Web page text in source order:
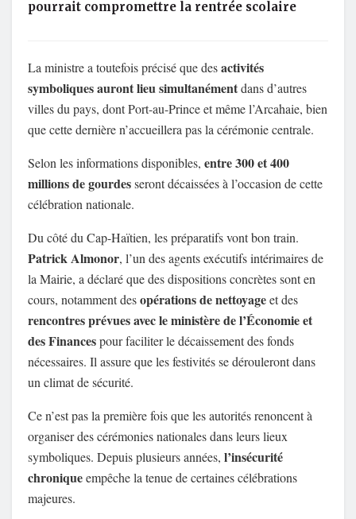
pourrait compromettre la rentrée scolaire
La ministre a toutefois précisé que desactivités
symboliques auront lieu simultanémentdans d’autres
villes du pays, dont Port-au-Prince et même l’Arcahaie, bien
que cette dernière n’accueillera pas la cérémonie centrale.
Selon les informations disponibles, entre 300 et 400
millions de gourdesseront décaissées à l’occasion de cette
célébration nationale.
Du côté du Cap-Haïtien, les préparatifs vont bon train.
Patrick Almonor, l’un des agents exécutifs intérimaires de
la Mairie, a déclaré que des dispositions concrètes sont en
cours, notamment desopérations de nettoyageet des
rencontres prévues avec le ministère de l’Économie et
des Financespour faciliter le décaissement des fonds
nécessaires. Il assure que les festivités se dérouleront dans
un climat de sécurité.
Ce n’est pas la première fois que les autorités renoncent à
organiser des cérémonies nationales dans leurs lieux
symboliques. Depuis plusieurs années, l’insécurité
chroniqueempêche la tenue de certaines célébrations
majeures.